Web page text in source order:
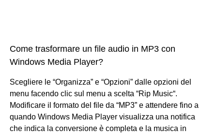
Come trasformare un file audio in MP3 con
Windows Media Player?
Scegliere le “Organizza” e “Opzioni” dalle opzioni del
menu facendo clic sul menu a scelta “Rip Music“.
Modificare il formato del file da “MP3” e attendere fino a
quando Windows Media Player visualizza una notifica
che indica la conversione è completa e la musica in